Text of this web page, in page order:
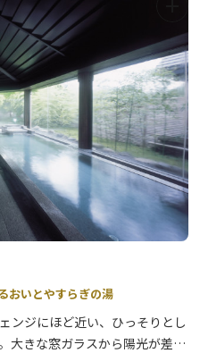
おいとやすらぎの湯
ンジにほど近い、ひっそりとし
大きな窓ガラスから陽光が差し